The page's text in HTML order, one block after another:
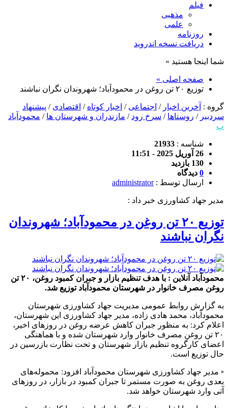
فیلم
مذهبی
علمی
روزنامه
دریافت نسخه اندروید
شما اینجا هستید »
صفحه اصلی »
توزیع ۲۰ تن روغن در محمودآباد؛ شهروندان نگران نباشند
گروه : آخرین اخبار / اجتماعی / اخبار کوتاه / اقتصادی / پیشنهاد
سردبیر / روستاها / سرخ رود / مازندران و شهرستان ها / محمودآباد
پ
شناسه : 21933
26 آوریل 2025 - 11:51
130 بازدید
0 دیدگاه
ارسال توسط :administrator
مدیر جهاد کشاورزی خبر داد :
توزیع ۲۰ تن روغن در محمودآباد؛ شهروندان
نگران نباشند
محمودآباد آنلاین : با هدف تنظیم بازار و جبران کمبود روغن، ۲۰ تن
روغن مصرف خانوار در شهرستان محمودآباد توزیع شد.
به گزارش روابط عمومی مدیریت جهاد کشاورزی شهرستان
محمودآباد، محمد هادی زاده، مدیر جهاد کشاورزی این شهرستان،
اعلام کرد: به منظور جبران کاهش عرضه روغن در روزهای اخیر،
۲۰ تن روغن مصرف خانوار وارد شهرستان شده و با هماهنگی
اعضای کارگروه تنظیم بازار شهرستان و تحت نظارت بازرسین در
حال توزیع است.
▫️ مدیر جهاد کشاورزی شهرستان محمودآباد افزود: محموله‌های
بعدی روغن به صورت مستمر تا جبران کمبود در بازار، در روزهای
آتی وارد شهرستان خواهد شد.